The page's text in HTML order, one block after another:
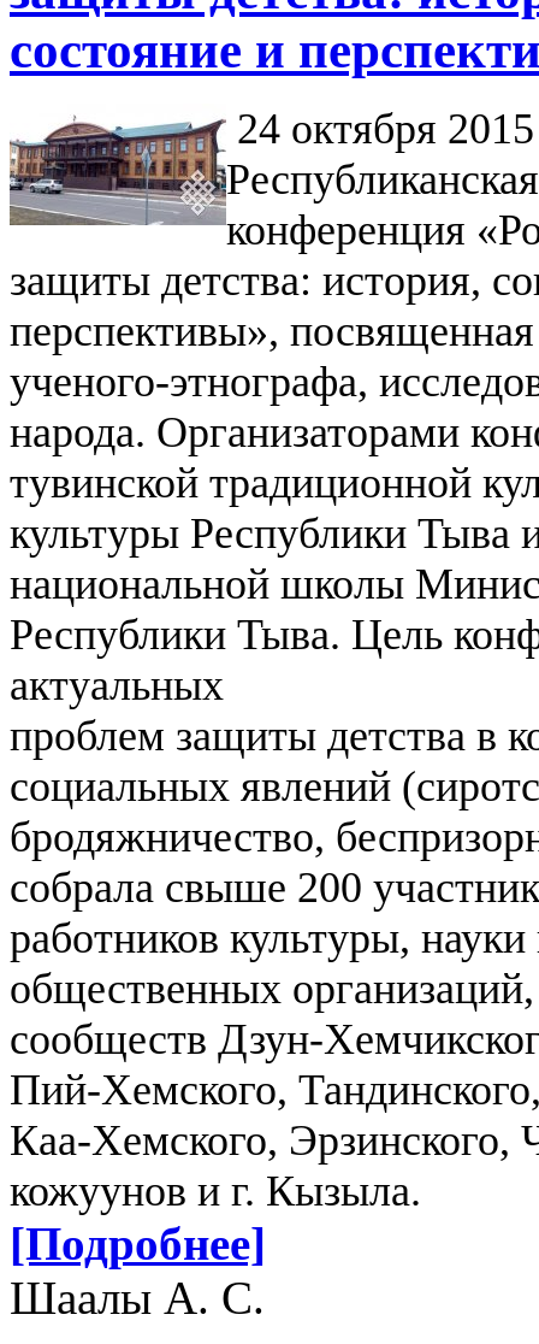
состояние и
24 октября
конференция
защиты детства: история,
перспективы»,
ученого-этнографа,
народа. Организаторами
тувинской традиционной
культуры Республики Тыва
национальной школы
Республики Тыва. Цель
актуальных
проблем защиты детства в
социальных явлений
бродяжничество,
собрала свыше 200
работников культуры,
общественных
сообществ Дзун-
Пий-Хемского,
Каа-Хемского, Эрзинского,
кожуунов и г. Кызыла.
[Подробнее]
Шаалы А. С.